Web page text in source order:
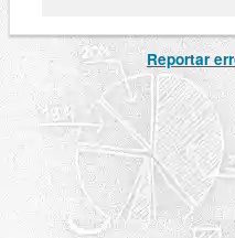
Reportar